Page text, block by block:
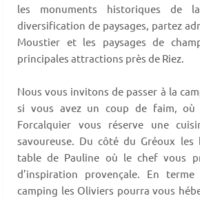
les monuments historiques de
diversification de paysages, partez
Moustier et les paysages de
principales attractions près de Riez.
Nous vous invitons de passer à la
si vous avez un coup de faim, où
Forcalquier vous réserve une
savoureuse. Du côté du Gréoux les
table de Pauline où le chef vous
d’inspiration provençale. En
camping les Oliviers pourra vous